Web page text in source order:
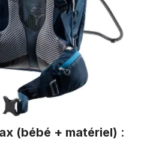
(bébé + matériel) :